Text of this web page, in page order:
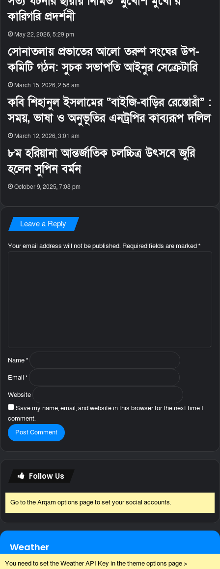
কারিগরি প্রদর্শনী
May 22, 2026, 5:29 pm
সোনাতলায় প্রভাতের আলো তরুণ সংঘের উপ-
কমিটি গঠন: সুচক সভাপতি আইনুর সেক্রেটারি
March 15, 2026, 2:58 am
কবি শিহানুল ইসলামের “বাইজি-বাড়ির রেস্তোরাঁ” :
সময়, ভাষা ও অনুভূতির এনট্রপির কাব্যরূপ দলিল
March 12, 2026, 3:01 am
৮ম হরিয়ানা আন্তর্জাতিক চলচ্চিত্র উৎসবে জুরি
হলেন সুপিন বর্মন
October 9, 2025, 7:08 pm
Leave a Reply
Your email address will not be published. Required fields are marked*
Name*
Email *
Website
Save my name, email, and website in this browser for the next time I
comment.
Follow Us
Go to the Arqam options page to set your social accounts.
Weather
You need to set the Weather API Key in the theme options page >